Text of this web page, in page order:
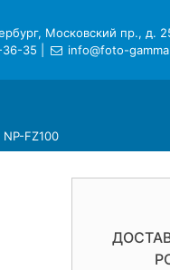
Московский пр., д.
36-35
info@foto-
МОЙ
FZ100